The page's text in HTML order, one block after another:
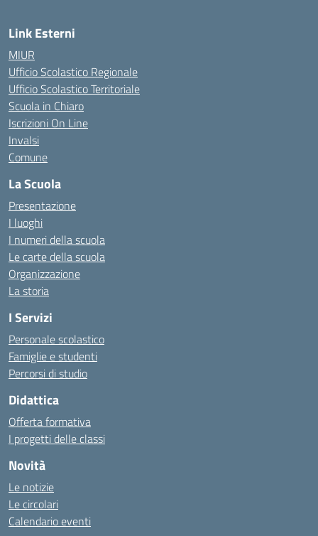
Link Esterni
MIUR
Ufficio Scolastico Regionale
Ufficio Scolastico Territoriale
Scuola in Chiaro
Iscrizioni On Line
Invalsi
Comune
La Scuola
Presentazione
I luoghi
I numeri della scuola
Le carte della scuola
Organizzazione
La storia
I Servizi
Personale scolastico
Famiglie e studenti
Percorsi di studio
Didattica
Offerta formativa
I progetti delle classi
Novità
Le notizie
Le circolari
Calendario eventi